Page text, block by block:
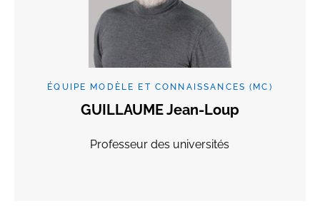
ÉQUIPE MODÈLE ET CONNAISSANCES (MC)
GUILLAUME Jean-Loup
Professeur des universités